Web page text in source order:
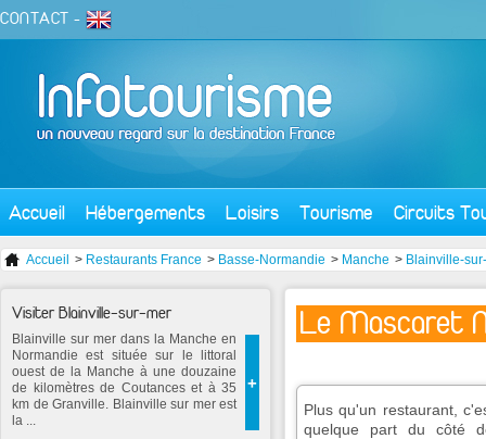
CONTACT -
Accueil Hébergements Loisirs Tourisme Circuits
Accueil > Restaurants France > Basse-Normandie > Manche > Blainville-
Le Mascaret
Plus qu'un restaurant,
quelque part du côté
Visiter Blainville-sur-mer
+
Blainville sur mer dans la Manche en
Normandie est située sur le littoral
ouest de la Manche à une douzaine
de kilomètres de Coutances et à 35
km de Granville. Blainville sur mer est
la ...